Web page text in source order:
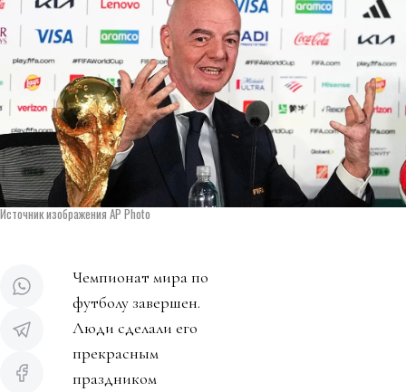
Источник изображения AP Photo
Чемпионат мира по
футболу завершен.
Люди сделали его
прекрасным
праздником